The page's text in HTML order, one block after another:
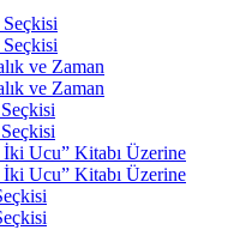
Seçkisi
Seçkisi
ve Zaman
ve Zaman
İki Ucu” Kitabı Üzerine
İki Ucu” Kitabı Üzerine